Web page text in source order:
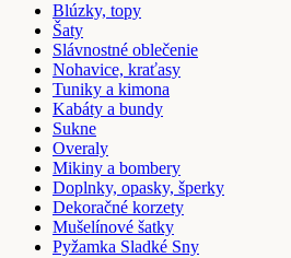
Blúzky, topy
Šaty
Slávnostné oblečenie
Nohavice, kraťasy
Tuniky a kimona
Kabáty a bundy
Sukne
Overaly
Mikiny a bombery
Doplnky, opasky, šperky
Dekoračné korzety
Mušelínové šatky
Pyžamka Sladké Sny